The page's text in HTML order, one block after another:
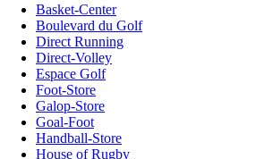
Basket-Center
Boulevard du Golf
Direct Running
Direct-Volley
Espace Golf
Foot-Store
Galop-Store
Goal-Foot
Handball-Store
House of Rugby